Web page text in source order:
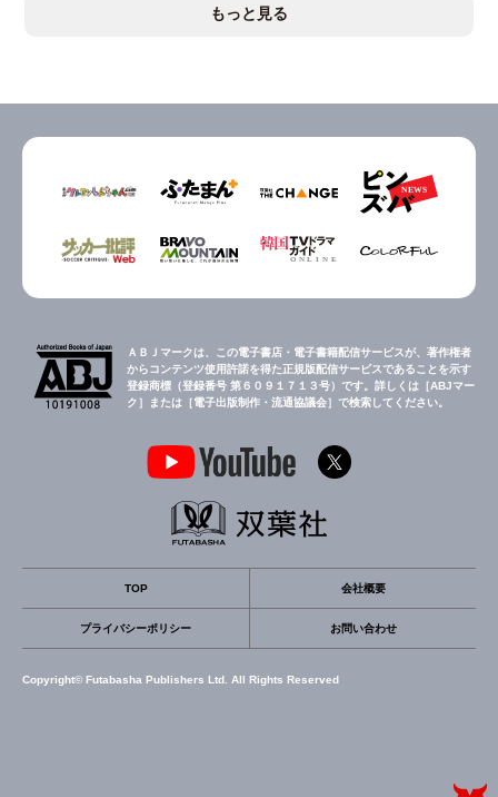
もっと見る
ＡＢＪマークは、この電子書店・電子書籍配信サービスが、著作権者
からコンテンツ使用許諾を得た正規版配信サービスであることを示す
登録商標（登録番号 第６０９１７１３号）です。詳しくは［ABJマー
ク］または［電子出版制作・流通協議会］で検索してください。
TOP 会社概要
プライバシーポリシー お問い合わせ
Copyright© Futabasha Publishers Ltd. All Rights Reserved